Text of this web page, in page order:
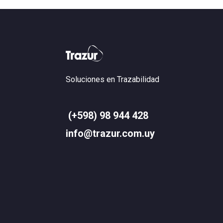
Soluciones en Trazabilidad
(+598) 98 944 428
info@trazur.com.uy